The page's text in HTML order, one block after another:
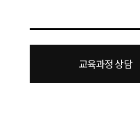
교육과정 상담